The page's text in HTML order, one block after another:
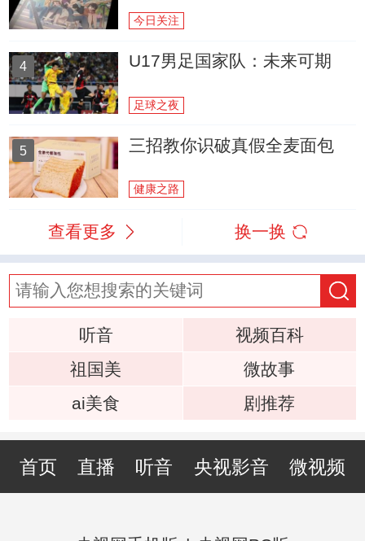
今日关注
4 U17男足国家队：未来可期
足球之夜
5 三招教你识破真假全麦面包
健康之路
查看更多 换一换
听音
视频百科
祖国美
微故事
ai美食
剧推荐
首页 直播 听音 央视影音 微视频